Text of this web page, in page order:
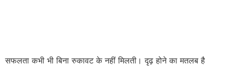
सफलता कभी भी बिना रुकावट के नहीं मिलती। दृढ़ होने का मतलब है